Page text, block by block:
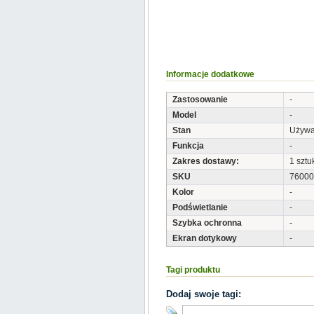
Informacje dodatkowe
Zastosowanie
-
Model
-
Stan
Funkcja
-
Zakres dostawy:
1
SKU
Kolor
-
Podświetlanie
-
Szybka ochronna
-
Ekran dotykowy
-
Tagi produktu
Dodaj swoje tagi: